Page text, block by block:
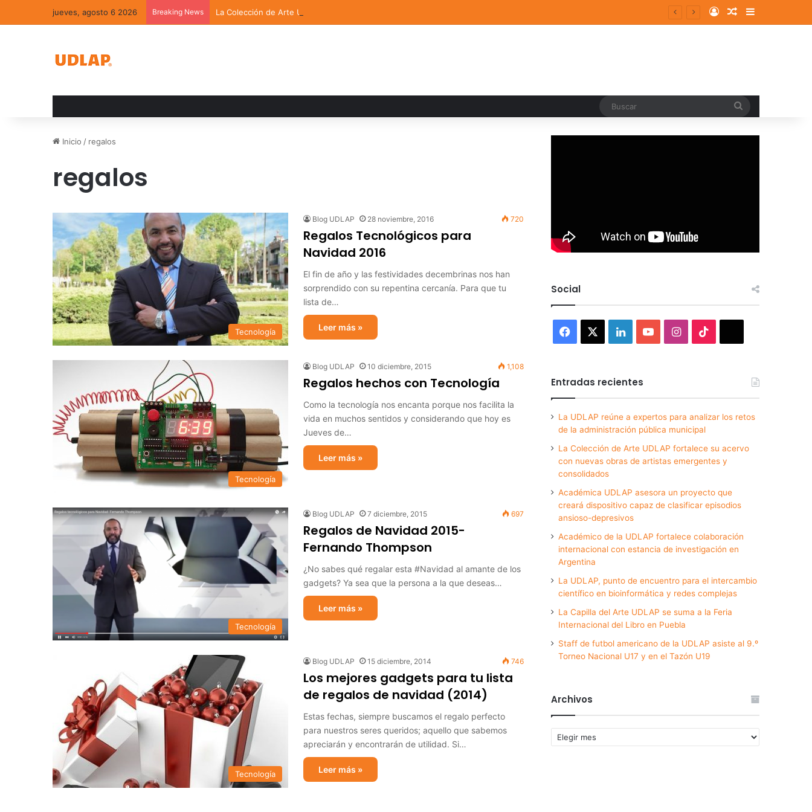
jueves, agosto 6 2026 Breaking News La Colección de Arte UDLAP fortalece su acervo con nuevas obras de artistas emergentes y consolidados Log InRandom Article
Sidebar
Inicio / regalos
regalos
Tecnología
Blog UDLAP 28 noviembre, 2016 720
Regalos Tecnológicos para
Navidad 2016
El fin de año y las festividades decembrinas nos han
sorprendido con su repentina cercanía. Para que tu
lista de…
Leer más »
Tecnología
Blog UDLAP 10 diciembre, 2015 1,108
Regalos hechos con Tecnología
Como la tecnología nos encanta porque nos facilita la
vida en muchos sentidos y considerando que hoy es
Jueves de…
Leer más »
Tecnología
Blog UDLAP 7 diciembre, 2015 697
Regalos de Navidad 2015-
Fernando Thompson
¿No sabes qué regalar esta #Navidad al amante de los
gadgets? Ya sea que la persona a la que deseas…
Leer más »
Tecnología
Blog UDLAP 15 diciembre, 2014 746
Los mejores gadgets para tu lista
de regalos de navidad (2014)
Estas fechas, siempre buscamos el regalo perfecto
para nuestros seres queridos; aquello que sabemos
apreciarán y encontrarán de utilidad. Si…
Leer más »
Social
Facebook LinkedInYouTubeInstagram
Entradas recientes
La UDLAP reúne a expertos para analizar los retos
de la administración pública municipal
La Colección de Arte UDLAP fortalece su acervo
con nuevas obras de artistas emergentes y
consolidados
Académica UDLAP asesora un proyecto que
creará dispositivo capaz de clasificar episodios
ansioso-depresivos
Académico de la UDLAP fortalece colaboración
internacional con estancia de investigación en
Argentina
La UDLAP, punto de encuentro para el intercambio
científico en bioinformática y redes complejas
La Capilla del Arte UDLAP se suma a la Feria
Internacional del Libro en Puebla
Staff de futbol americano de la UDLAP asiste al 9.º
Torneo Nacional U17 y en el Tazón U19
Archivos
Archivos